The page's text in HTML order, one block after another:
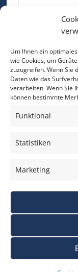
Um Ihnen ein
wie Cookies, um
zuzugreifen. Wenn Sie
Daten wie das
verarbeiten. Wenn Sie
können bestimmte
Funktional
Statistiken
Marketing
Bitte geben Sie Ihre E-